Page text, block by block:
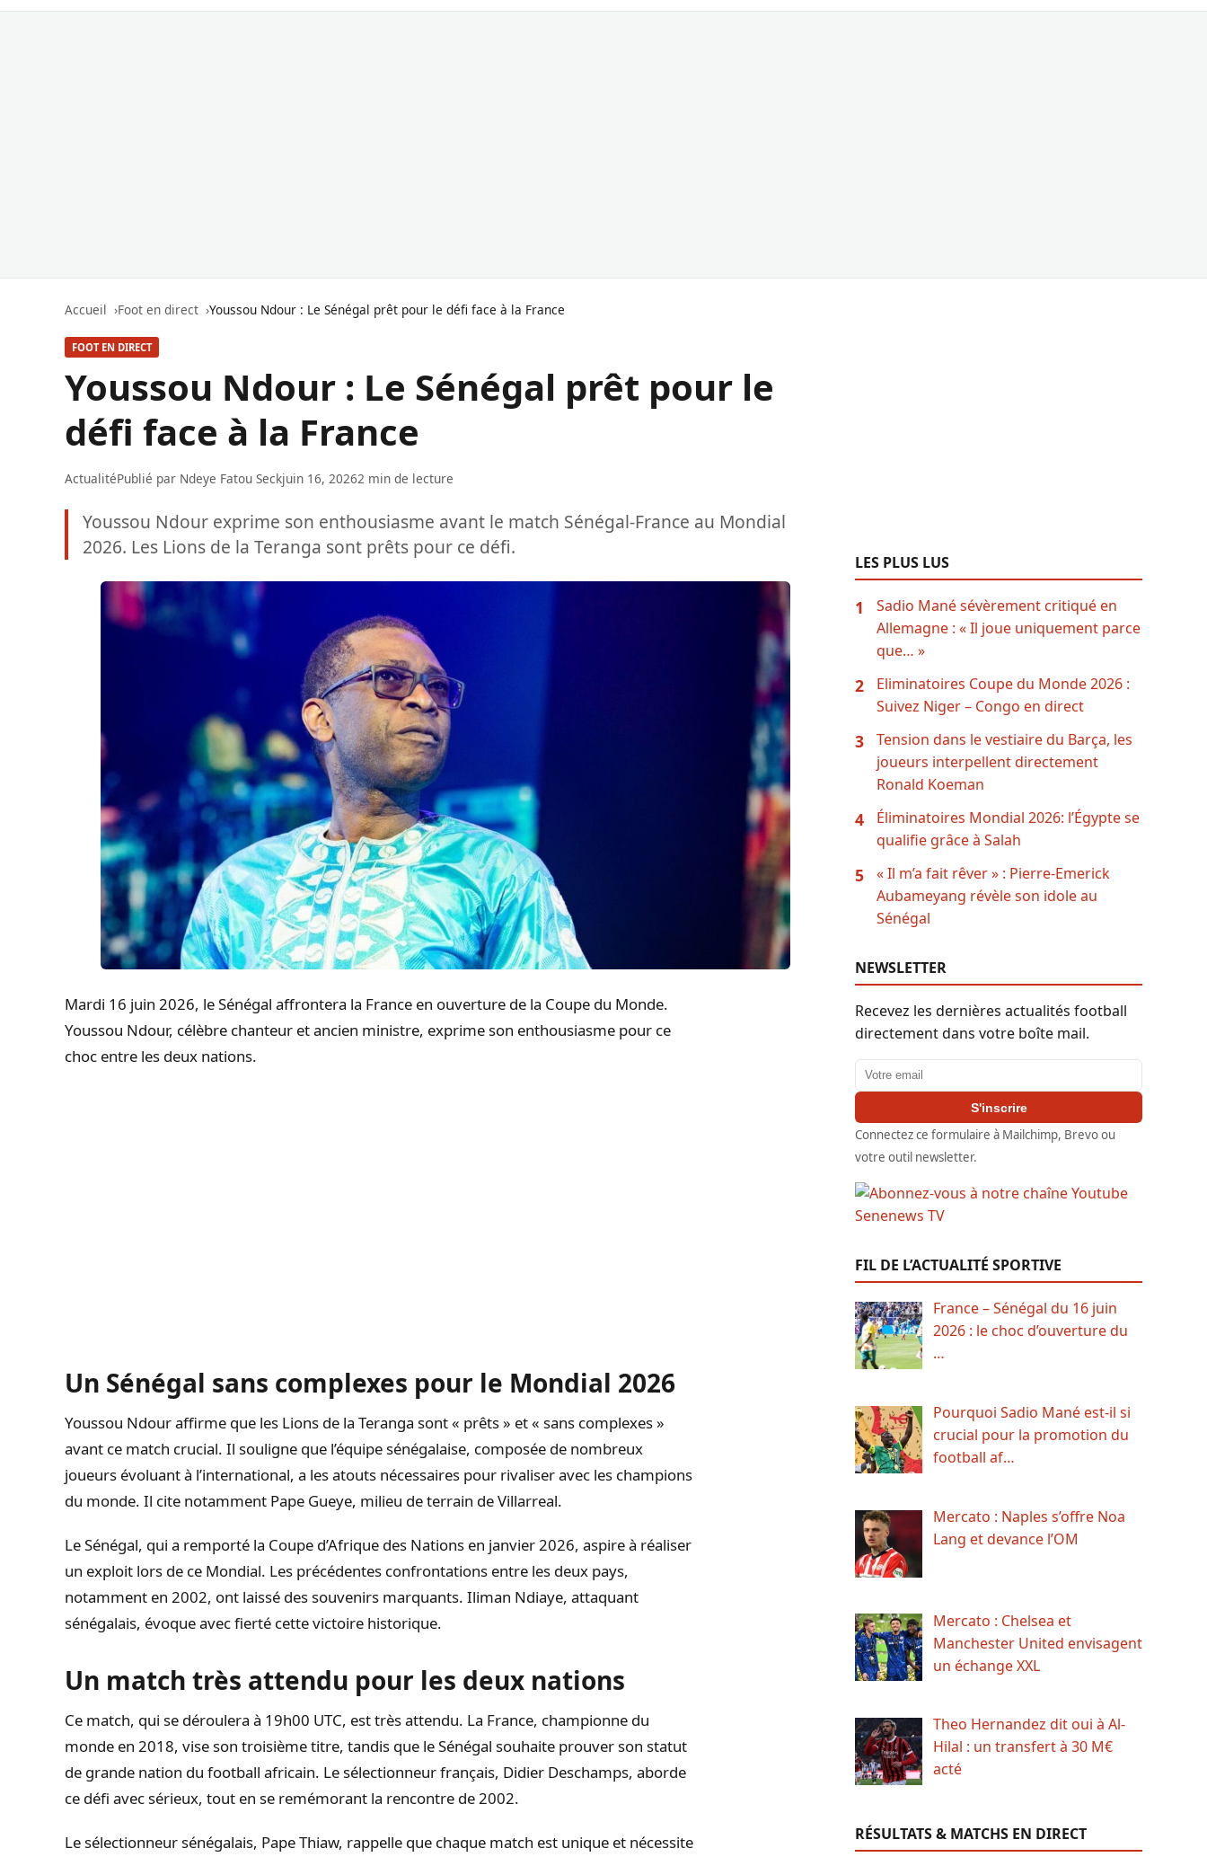
Accueil Foot en direct Youssou Ndour : Le Sénégal prêt pour le défi face à la France
FOOT EN DIRECT
Youssou Ndour : Le Sénégal prêt pour le
défi face à la France
ActualitéPublié par Ndeye Fatou Seckjuin 16, 20262 min de lecture
Youssou Ndour exprime son enthousiasme avant le match Sénégal-France au Mondial
2026. Les Lions de la Teranga sont prêts pour ce défi.
Mardi 16 juin 2026, le Sénégal affrontera la France en ouverture de la Coupe du Monde.
Youssou Ndour, célèbre chanteur et ancien ministre, exprime son enthousiasme pour ce
choc entre les deux nations.
Un Sénégal sans complexes pour le Mondial 2026
Youssou Ndour affirme que les Lions de la Teranga sont « prêts » et « sans complexes »
avant ce match crucial. Il souligne que l’équipe sénégalaise, composée de nombreux
joueurs évoluant à l’international, a les atouts nécessaires pour rivaliser avec les champions
du monde. Il cite notamment Pape Gueye, milieu de terrain de Villarreal.
Le Sénégal, qui a remporté la Coupe d’Afrique des Nations en janvier 2026, aspire à réaliser
un exploit lors de ce Mondial. Les précédentes confrontations entre les deux pays,
notamment en 2002, ont laissé des souvenirs marquants. Iliman Ndiaye, attaquant
sénégalais, évoque avec fierté cette victoire historique.
Un match très attendu pour les deux nations
Ce match, qui se déroulera à 19h00 UTC, est très attendu. La France, championne du
monde en 2018, vise son troisième titre, tandis que le Sénégal souhaite prouver son statut
de grande nation du football africain. Le sélectionneur français, Didier Deschamps, aborde
ce défi avec sérieux, tout en se remémorant la rencontre de 2002.
Le sélectionneur sénégalais, Pape Thiaw, rappelle que chaque match est unique et nécessite
LES PLUS LUS
1
Sadio Mané sévèrement critiqué en
Allemagne : « Il joue uniquement parce
que… »
2
Eliminatoires Coupe du Monde 2026 :
Suivez Niger – Congo en direct
3
Tension dans le vestiaire du Barça, les
joueurs interpellent directement
Ronald Koeman
4
Éliminatoires Mondial 2026: l’Égypte se
qualifie grâce à Salah
5
« Il m’a fait rêver » : Pierre-Emerick
Aubameyang révèle son idole au
Sénégal
NEWSLETTER
Recevez les dernières actualités football
directement dans votre boîte mail.
Adresse email
S'inscrire
Connectez ce formulaire à Mailchimp, Brevo ou
votre outil newsletter.
FIL DE L’ACTUALITÉ SPORTIVE
France – Sénégal du 16 juin
2026 : le choc d’ouverture du
…
Pourquoi Sadio Mané est-il si
crucial pour la promotion du
football af…
Mercato : Naples s’offre Noa
Lang et devance l’OM
Mercato : Chelsea et
Manchester United envisagent
un échange XXL
Theo Hernandez dit oui à Al-
Hilal : un transfert à 30 M€
acté
RÉSULTATS & MATCHS EN DIRECT